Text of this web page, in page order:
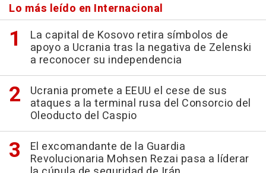
Lo más leído en Internacional
La capital de Kosovo retira símbolos de
apoyo a Ucrania tras la negativa de Zelenski
a reconocer su independencia
Ucrania promete a EEUU el cese de sus
ataques a la terminal rusa del Consorcio del
Oleoducto del Caspio
El excomandante de la Guardia
Revolucionaria Mohsen Rezai pasa a líderar